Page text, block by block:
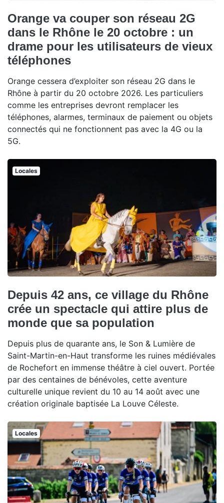
Orange va couper son réseau 2G
dans le Rhône le 20 octobre : un
drame pour les utilisateurs de vieux
téléphones
Orange cessera d’exploiter son réseau 2G dans le
Rhône à partir du 20 octobre 2026. Les particuliers
comme les entreprises devront remplacer les
téléphones, alarmes, terminaux de paiement ou objets
connectés qui ne fonctionnent pas avec la 4G ou la
5G.
Locales
Depuis 42 ans, ce village du Rhône
crée un spectacle qui attire plus de
monde que sa population
Depuis plus de quarante ans, le Son & Lumière de
Saint-Martin-en-Haut transforme les ruines médiévales
de Rochefort en immense théâtre à ciel ouvert. Portée
par des centaines de bénévoles, cette aventure
culturelle unique revient du 10 au 14 août avec une
création originale baptisée La Louve Céleste.
Locales